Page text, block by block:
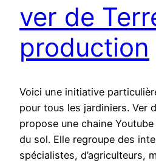
ver de
production
Voici une initiative
pour tous les jardiniers. Ver
propose une chaine
du sol. Elle regroupe des
spécialistes, d’agriculteurs,